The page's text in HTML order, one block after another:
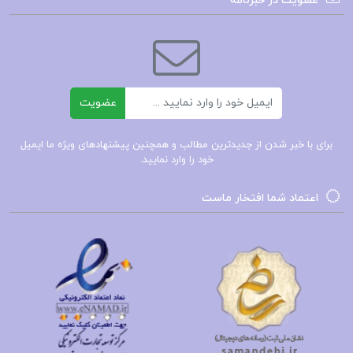
نارضایتی‌های شما را برطرف کرده و آن‌ها را با لذت و
اعتماد به نفس جایگزین کنند. بنابراین، وقت و انرژی
خود را عاقلانه سرمایه‌گذاری کنید و به خود اجازه دهید
تا از قدرت روان‌شناسی تصویر ذهنی بهره‌برداری کنید.
با پذیرش این روش‌ها و تمرین‌های مفید، می‌توانید به
آرامش، خونسردی و موفقیت در زندگی دست یابید و به
یک نسخه بهتر از خود تبدیل شوید. این تغییرات نه تنها
بر زندگی شخصی شما تأثیر می‌گذارد، بلکه بر روابط
نفس و تصویر ذهنی مثبت، می‌توانید به یک فرد مؤثرتر
و خوشحال‌تر تبدیل شوید و به راحتی با چالش‌های
زندگی مواجه شوید. در نهایت، این کتاب و تمرین‌ها
می‌توانند به شما کمک کنند تا زندگی‌تان را به سمتی
عضویت
برای با خبر شدن از جدیدترین مطالب و همچنین پیشنهادهای ویژه ما ایمیل
خود را وارد نمایید.
اعتماد شما افتخار ماست